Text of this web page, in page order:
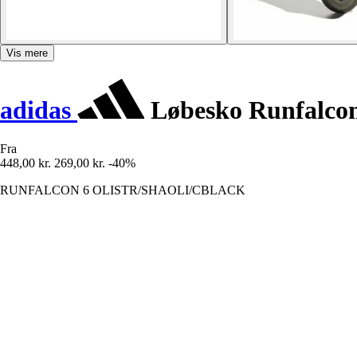
Vis mere
adidas Løbesko
Fra
448,00 kr. 269,00 kr. -40%
RUNFALCON 6 OLISTR/SHAOLI/CBLACK